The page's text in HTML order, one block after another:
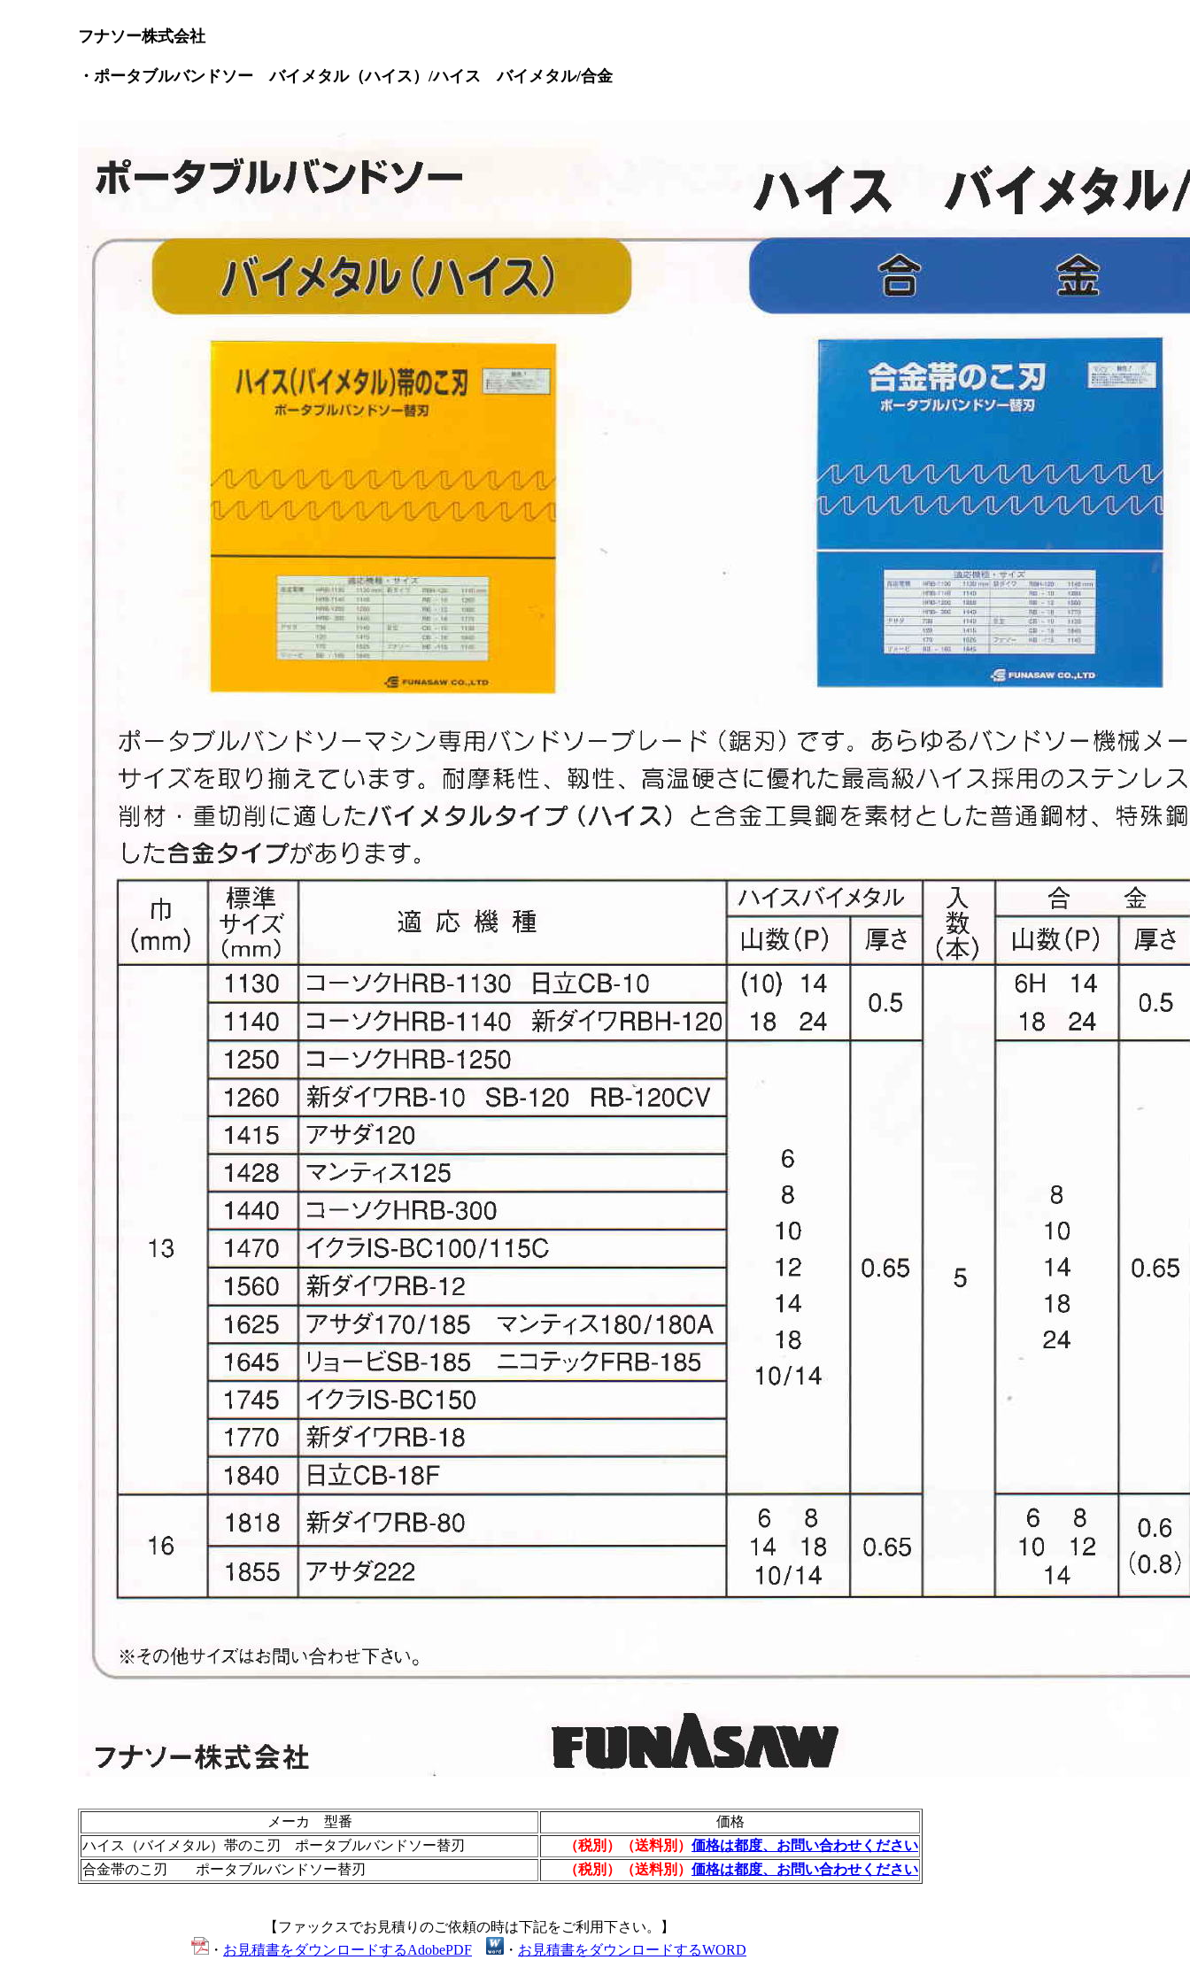
フナソー株式会社
・ポータブルバンドソー バイメタル（ハイス）/ハイス バイメタル/合金
メーカ 型番
価格
ハイス（バイメタル）帯のこ刃 ポータブルバンドソー替刃
（税別）（送料別） 価格は都度、お問い合わせください
合金帯のこ刃 ポータブルバンドソー替刃
（税別）（送料別） 価格は都度、お問い合わせください
【ファックスでお見積りのご依頼の時は下記をご利用下さい。】
・ お見積書をダウンロードするAdobePDF ・ お見積書をダウンロードするWORD